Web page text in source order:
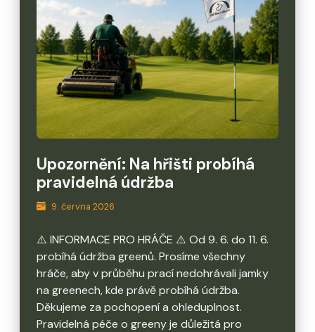
Upozornění: Na hřišti probíhá
pravidelná údržba
9. června 2026
⚠️ INFORMACE PRO HRÁČE ⚠️ Od 9. 6. do 11. 6.
probíhá údržba greenů. Prosíme všechny
hráče, aby v průběhu prací nedohrávali jamky
na greenech, kde právě probíhá údržba.
Děkujeme za pochopení a ohleduplnost.
Pravidelná péče o greeny je důležitá pro